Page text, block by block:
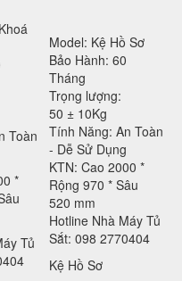
Toàn
*
Tủ
Model: Kệ Hồ Sơ
Bảo Hành: 60
Tháng
Trọng lượng:
50 ± 10Kg
Tính Năng: An Toàn
- Dễ Sử Dụng
KTN: Cao 2000 *
Rộng 970 * Sâu
520 mm
Hotline Nhà Máy Tủ
Sắt: 098 2770404
Kệ Hồ Sơ